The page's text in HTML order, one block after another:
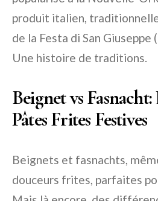
produit italien,
de la Festa di San Giuseppe
Une histoire de traditions.
Beignet vs
Pâtes Frites Festives
Beignets et fasnachts,
douceurs frites, parfaites